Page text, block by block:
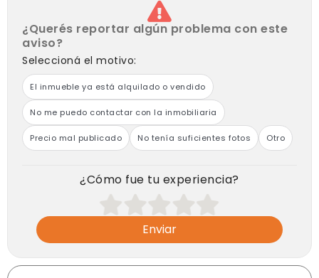
¿Querés reportar algún problema con este
aviso?
Seleccioná el motivo:
El inmueble ya está alquilado o vendido
No me puedo contactar con la inmobiliaria
Precio mal publicado No tenía suficientes fotos Otro
¿Cómo fue tu experiencia?
Enviar